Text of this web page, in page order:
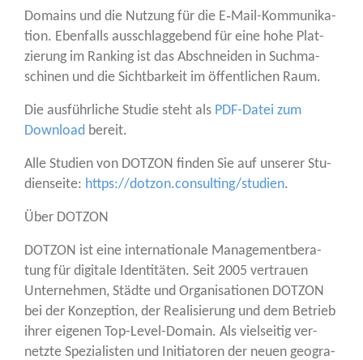
Domains und die Nut­zung für die E‑Mail-Kom­mu­ni­ka­
ti­on. Eben­falls aus­schlag­ge­bend für eine hohe Plat­
zie­rung im Ran­king ist das Abschnei­den in Such­ma­
schi­nen und die Sicht­bar­keit im öffent­li­chen Raum.
Die aus­führ­li­che Stu­die steht als PDF-Datei zum
Down­load bereit.
Alle Stu­di­en von DOTZON fin­den Sie auf unse­rer Stu­
di­en­sei­te: https://dotzon.consulting/studien.
Über DOTZON
DOTZON ist eine inter­na­tio­na­le Manage­ment­be­ra­
tung für digi­ta­le Iden­ti­tä­ten. Seit 2005 ver­trau­en
Unter­neh­men, Städ­te und Orga­ni­sa­tio­nen DOTZON
bei der Kon­zep­ti­on, der Rea­li­sie­rung und dem Betrieb
ihrer eige­nen Top-Level-Domain. Als viel­sei­tig ver­
netz­te Spe­zia­lis­ten und Initia­to­ren der neu­en geo­gra­